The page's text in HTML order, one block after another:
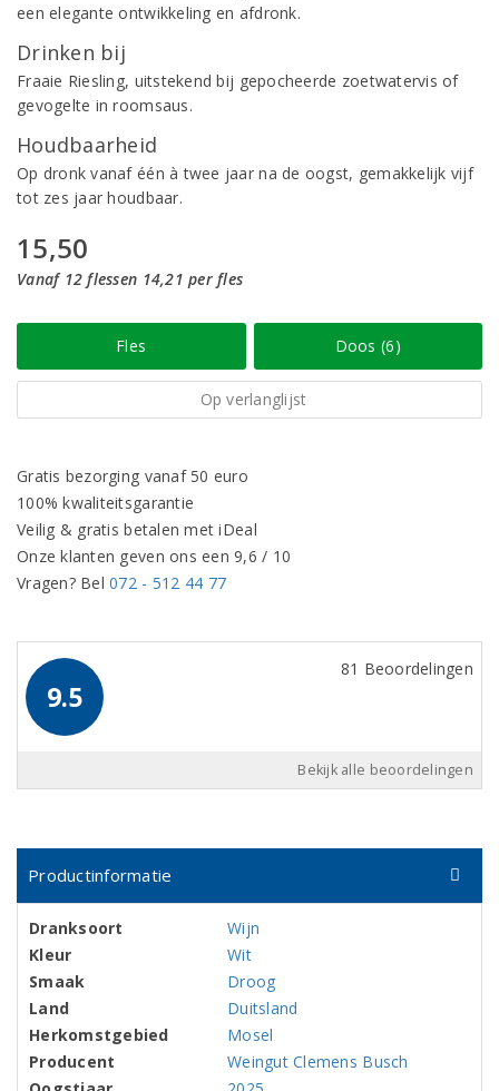
een elegante ontwikkeling en afdronk.
Drinken bij
Fraaie Riesling, uitstekend bij gepocheerde zoetwatervis of
gevogelte in roomsaus.
Houdbaarheid
Op dronk vanaf één à twee jaar na de oogst, gemakkelijk vijf
tot zes jaar houdbaar.
15,50
Vanaf 12 flessen 14,21 per fles
Fles Doos (6)
Op verlanglijst
Gratis bezorging vanaf 50 euro
100% kwaliteitsgarantie
Veilig & gratis betalen met iDeal
Onze klanten geven ons een 9,6 / 10
Vragen? Bel072 - 512 44 77
9.5
81 Beoordelingen
Bekijk alle beoordelingen
Productinformatie
Dranksoort
Wijn
Kleur
Wit
Smaak
Droog
Land
Duitsland
Herkomstgebied
Mosel
Producent
Weingut Clemens Busch